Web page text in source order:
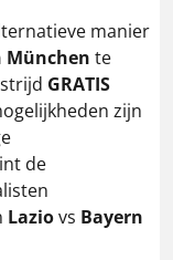
manier
München te
GRATIS
zijn
de
Laziovs Bayern